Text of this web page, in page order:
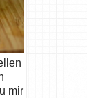
mir